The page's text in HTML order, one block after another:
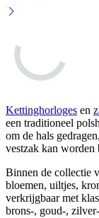
Kettinghorloges en
een traditioneel
om de hals
vestzak kan worden
Binnen de collectie
bloemen, uiltjes,
verkrijgbaar met
brons-, goud-,